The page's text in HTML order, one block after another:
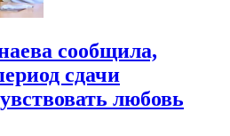
сообщила,
сдачи
любовь